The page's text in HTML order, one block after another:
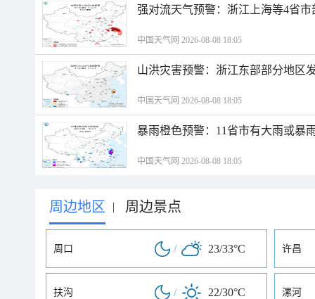
强对流天气预警：浙江上海等4省
中国天气网 2026-08-08 18:05
山洪灾害预警：浙江东部部分地区
中国天气网 2026-08-08 18:05
暴雨橙色预警：11省市有大雨或暴
中国天气网 2026-08-08 18:05
周边地区 | 周边景点
周口 / 23/33°C 许昌
扶沟 / 22/30°C 漯河